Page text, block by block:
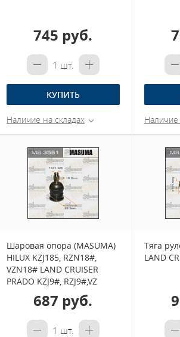
745 руб.
1 шт.
КУПИТЬ
Наличие на складах Наличие
Шаровая опора (MASUMA)
HILUX KZJ185, RZN18#,
VZN18# LAND CRUISER
PRADO KZJ9#, RZJ9#,VZ
687 руб.
1 шт.
Тяга
LAND